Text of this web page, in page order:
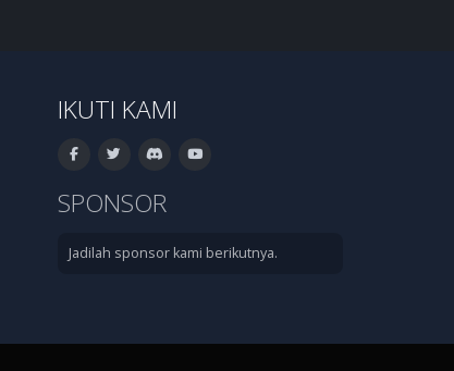
IKUTI KAMI
SPONSOR
Jadilah sponsor kami berikutnya.